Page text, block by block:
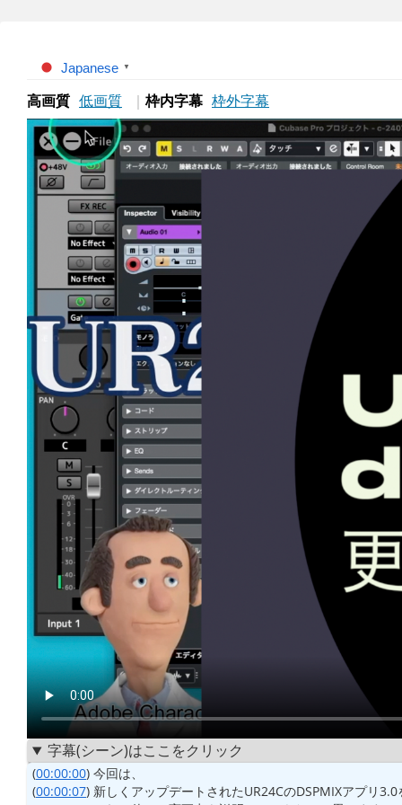
Japanese ▼
高画質 低画質 枠内字幕 枠外字幕
字幕(シーン)はここをクリック
(00:00:00) 今回は、
(00:00:07) 新しくアップデートされたUR24CのDSPMIXアプリ